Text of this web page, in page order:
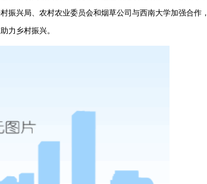
振兴局、农村农业委员会和烟草公司与西南大学加强合作，
力乡村振兴。